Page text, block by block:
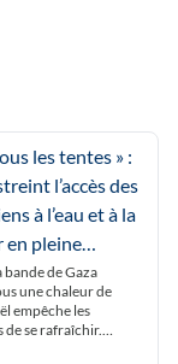
les tentes » :
l’accès des
à l’eau et à la
en pleine
bande de Gaza
une chaleur de
empêche les
de se rafraîchir.
et experts